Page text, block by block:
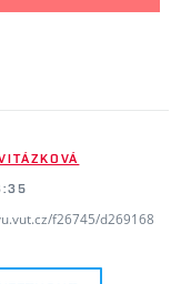
f26745/d269168